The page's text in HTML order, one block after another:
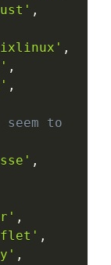
,
,
,
,
to
,
,
,
,